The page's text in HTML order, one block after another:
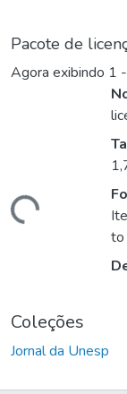
Pacote de
Agora exibindo 1
to
Coleções
Jornal da Unesp